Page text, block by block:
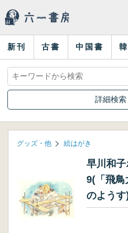
新刊 古書 中国書
詳細検索
グッズ・他 絵はがき
早川和
9(「飛鳥
のようす